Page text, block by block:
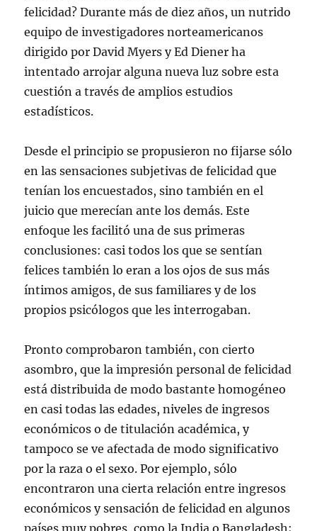
felicidad? Durante más de diez años, un nutrido
equipo de investigadores norteamericanos
dirigido por David Myers y Ed Diener ha
intentado arrojar alguna nueva luz sobre esta
cuestión a través de amplios estudios
estadísticos.
Desde el principio se propusieron no fijarse sólo
en las sensaciones subjetivas de felicidad que
tenían los encuestados, sino también en el
juicio que merecían ante los demás. Este
enfoque les facilitó una de sus primeras
conclusiones: casi todos los que se sentían
felices también lo eran a los ojos de sus más
íntimos amigos, de sus familiares y de los
propios psicólogos que les interrogaban.
Pronto comprobaron también, con cierto
asombro, que la impresión personal de felicidad
está distribuida de modo bastante homogéneo
en casi todas las edades, niveles de ingresos
económicos o de titulación académica, y
tampoco se ve afectada de modo significativo
por la raza o el sexo. Por ejemplo, sólo
encontraron una cierta relación entre ingresos
económicos y sensación de felicidad en algunos
países muy pobres, como la India o Bangladesh;